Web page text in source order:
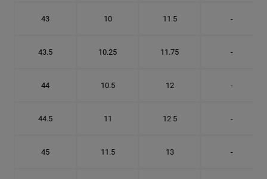
43 10 11.5 -
43.5 10.25 11.75 -
44 10.5 12 -
44.5 11 12.5 -
45 11.5 13 -